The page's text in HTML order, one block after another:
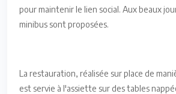
pour maintenir le lien social. Aux beaux
minibus sont proposées.
La restauration, réalisée sur place de
est servie à l'assiette sur des tables